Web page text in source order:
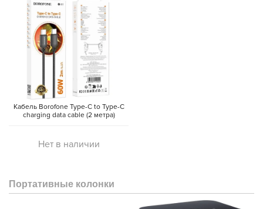
Кабель Borofone Type-C to Type-C
charging data cable (2 метра)
Нет в наличии
Портативные колонки